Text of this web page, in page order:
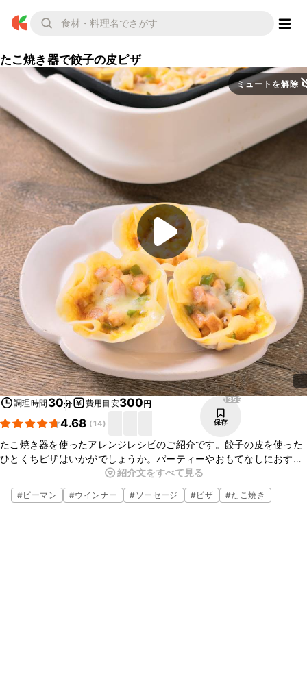
たこ焼き器で餃子の皮ピザ
ミュートを解除
調理時間 30分 費用目安300円
4.68 (14)
1355
保存
たこ焼き器を使ったアレンジレシピのご紹介です。餃子の皮を使った
ひとくちピザはいかがでしょうか。パーティーやおもてなしにおすす
めの一品です。お好きな具材を加えてアレンジしてみてください。ぜ
ひお試しください。
紹介文をすべて見る
#ピーマン #ウインナー #ソーセージ #ピザ #たこ焼き